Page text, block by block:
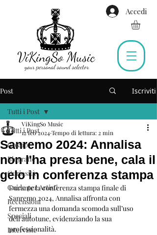
Accedi
Post Iscriviti
Tutti i Post
Gossip
Biografie
Curiosità
Guide per Artisti
Recensioni
Speciali
Interviste
Tutti i Post
Sanremo 2024: Annalisa
non l'ha presa bene, cala il
gelo in conferenza stampa
ViKingSo Music
12 feb 2024Tempo di lettura: 2 min
Durante la conferenza stampa finale di
Sanremo 2024, Annalisa affronta con
fermezza una domanda scomoda sull’uso
dell’autotune, evidenziando la sua
professionalità.